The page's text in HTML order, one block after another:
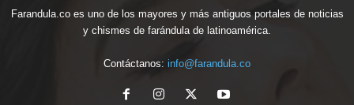
Farandula.co es uno de los mayores y más antiguos portales de noticias
y chismes de farándula de latinoamérica.
Contáctanos: info@farandula.co